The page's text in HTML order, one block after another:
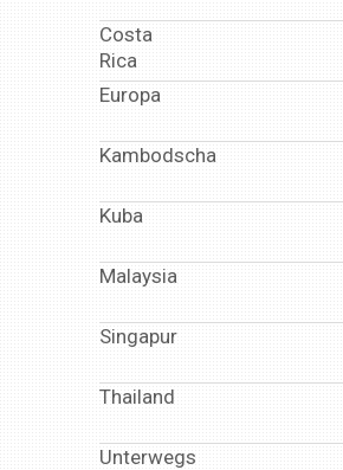
Costa
Rica
Europa
Kambodscha
Kuba
Malaysia
Singapur
Thailand
Unterwegs